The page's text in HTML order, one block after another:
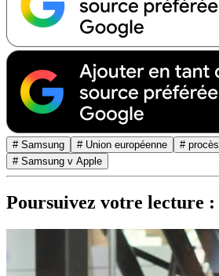
# Samsung # Union européenne # procès
# Samsung v Apple
Poursuivez votre lecture :